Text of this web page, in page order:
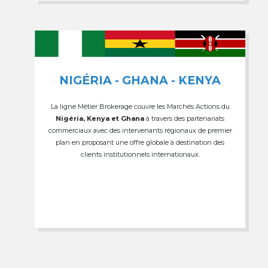
NIGÉRIA - GHANA - KENYA
La ligne Métier Brokerage couvre les Marchés Actions du
Nigéria, Kenya et Ghana à travers des partenariats
commerciaux avec des intervenants régionaux de premier
plan en proposant une offre globale à destination des
clients institutionnels internationaux.